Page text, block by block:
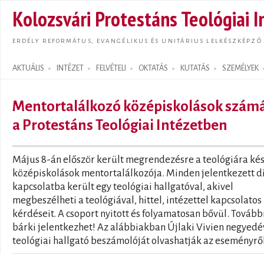
Kolozsvári Protestáns Teológiai
ERDÉLY REFORMÁTUS, EVANGÉLIKUS ÉS UNITÁRIUS LELKÉSZKÉPZŐ
AKTUÁLIS INTÉZET FELVÉTELI OKTATÁS KUTATÁS SZEMÉLYEK
Search form
Mentortalálkozó középiskolások
a Protestáns Teológiai Intézetben
Május 8-án először került megrendezésre a teológiára
középiskolások mentortalálkozója. Minden jelentkezett
kapcsolatba került egy teológiai hallgatóval, akivel
megbeszélheti a teológiával, hittel, intézettel kapcsolatos
kérdéseit. A csoport nyitott és folyamatosan bővül.
bárki jelentkezhet! Az alábbiakban Újlaki Vivien
teológiai hallgató beszámolóját olvashatják az